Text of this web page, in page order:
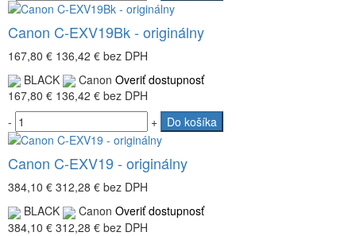
Canon C-EXV19Bk - originálny
167,80 € 136,42 € bez DPH
BLACK
Canon Overiť dostupnosť
167,80 € 136,42 € bez DPH
-
+ Do košíka
Canon C-EXV19 - originálny
384,10 € 312,28 € bez DPH
BLACK
Canon Overiť dostupnosť
384,10 € 312,28 € bez DPH